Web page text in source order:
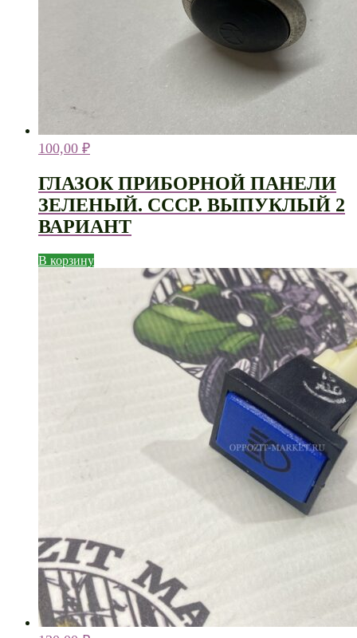
100,00 ₽
ГЛАЗОК ПРИБОРНОЙ ПАНЕЛИ
ЗЕЛЕНЫЙ. СССР. ВЫПУКЛЫЙ 2
ВАРИАНТ
В корзину